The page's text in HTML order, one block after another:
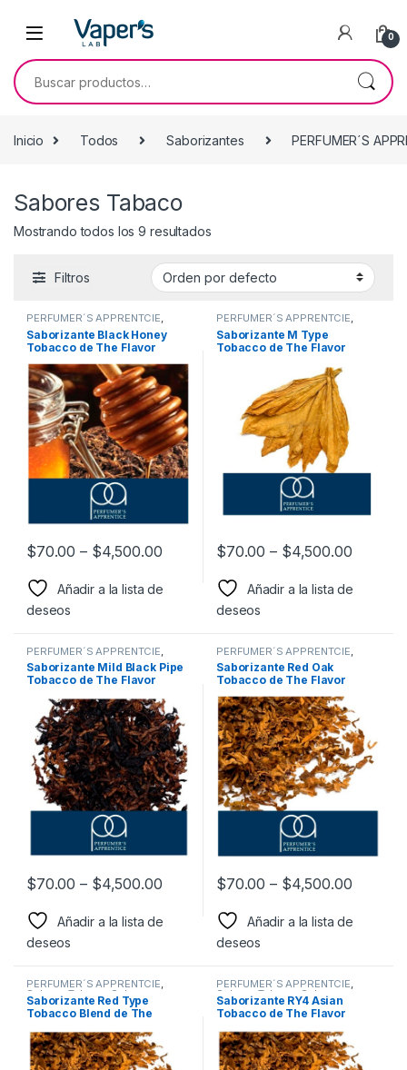
0
Inicio Todos Saborizantes PERFUMER´S
Sabores Tabaco
Mostrando todos los 9 resultados
Filtros
PERFUMER´S APPRENTCIE,
Sabor a Tabaco, Sabores
Tabaco,Saborizantes
Saborizante Black Honey
Tobacco de The Flavor
$70.00 – $4,500.00
Añadir a la lista de
deseos
PERFUMER´S APPRENTCIE,
Sabor a Tabaco, Sabores
Tabaco,Saborizantes
Saborizante M Type
Tobacco de The Flavor
$70.00 – $4,500.00
Añadir a la lista de
deseos
PERFUMER´S APPRENTCIE
Sabor a Tabaco,Sabores
Tabaco,Saborizantes
Saborizante Mild Black Pipe
Tobacco de The Flavor
$70.00 – $4,500.00
Añadir a la lista de
deseos
PERFUMER´S APPRENTCIE
Sabor a Tabaco Sabores
Tabaco,Saborizantes
Saborizante Red Oak
Tobacco de The Flavor
Apprentice
$70.00 – $4,500.00
Añadir a la lista de
deseos
PERFUMER´S APPRENTCIE,
Sabor a Tabaco Sabores
Tabaco,Saborizantes
Saborizante Red Type
Tobacco Blend de The
PERFUMER´S APPRENTCIE,
Sabor a Tabaco,Sabores
Tabaco,Saborizantes
Saborizante RY4 Asian
Tobacco de The Flavor